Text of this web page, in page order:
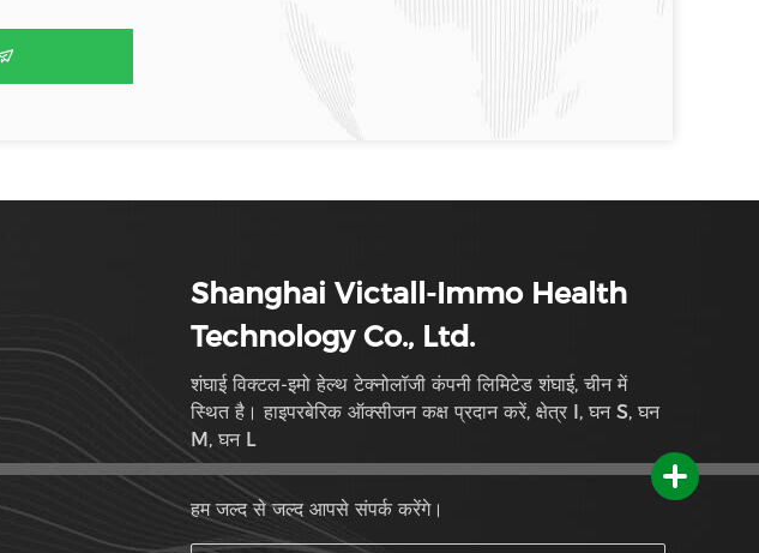
Shanghai Victall-Immo Health
Technology Co., Ltd.
शंघाई विक्टल-इमो हेल्थ टेक्नोलॉजी कंपनी लिमिटेड शंघाई, चीन में
स्थित है। हाइपरबेरिक ऑक्सीजन कक्ष प्रदान करें, क्षेत्र I, घन S, घन
M, घन L
हम जल्द से जल्द आपसे संपर्क करेंगे।